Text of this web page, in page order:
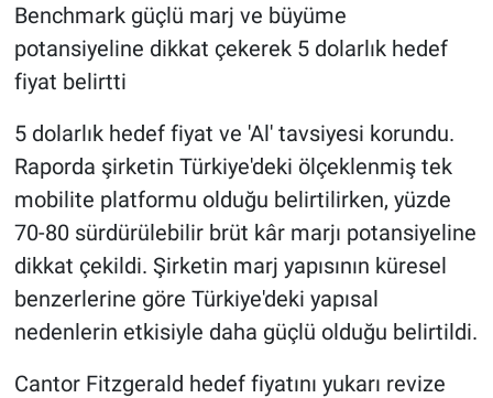
Benchmark güçlü marj ve büyüme
potansiyeline dikkat çekerek 5 dolarlık hedef
fiyat belirtti
5 dolarlık hedef fiyat ve 'Al' tavsiyesi korundu.
Raporda şirketin Türkiye'deki ölçeklenmiş tek
mobilite platformu olduğu belirtilirken, yüzde
70-80 sürdürülebilir brüt kâr marjı potansiyeline
dikkat çekildi. Şirketin marj yapısının küresel
benzerlerine göre Türkiye'deki yapısal
nedenlerin etkisiyle daha güçlü olduğu belirtildi.
Cantor Fitzgerald hedef fiyatını yukarı revize